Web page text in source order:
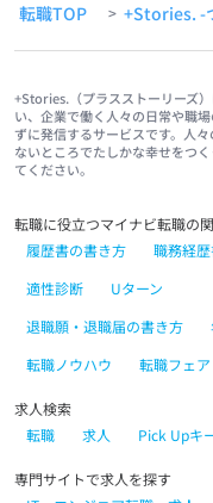
転職TOP > +Stories. -
+Stories.（プラスストーリーズ
い、企業で働く人々の日常や職
ずに発信するサービスです。人
ないところでたしかな幸せをつ
てください。
転職に役立つマイナビ転職の
履歴書の書き方
職務経
適性診断
Uターン
退職願・退職届の書き方
転職ノウハウ
転職フェ
求人検索
転職
求人 Pick Upキ
専門サイトで求人を探す